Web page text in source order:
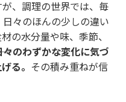
、調理の世界では、毎
々のほんの少しの違い
の水分量や味、季節、
日々のわずかな変化に気づ
る。 その積み重ねが信